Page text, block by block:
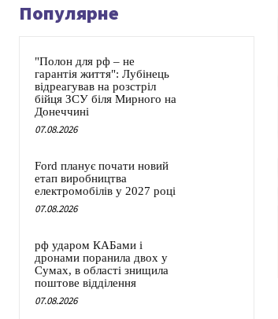
Популярне
"Полон для рф – не
гарантія життя": Лубінець
відреагував на розстріл
бійця ЗСУ біля Мирного на
Донеччині
07.08.2026
Ford планує почати новий
етап виробництва
електромобілів у 2027 році
07.08.2026
рф ударом КАБами і
дронами поранила двох у
Сумах, в області знищила
поштове відділення
07.08.2026